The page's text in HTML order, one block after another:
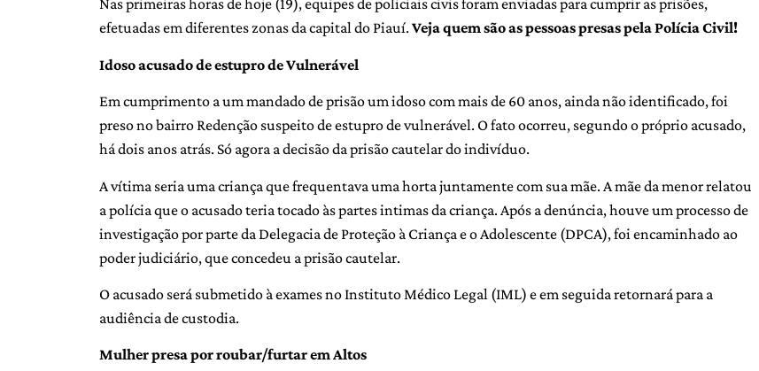
Nas primeiras horas de hoje (19), equipes de policiais civis foram enviadas para cumprir as prisões,
efetuadas em diferentes zonas da capital do Piauí. Veja quem são as pessoas presas pela Polícia Civil!
Idoso acusado de estupro de Vulnerável
Em cumprimento a um mandado de prisão um idoso com mais de 60 anos, ainda não identificado, foi
preso no bairro Redenção suspeito de estupro de vulnerável. O fato ocorreu, segundo o próprio acusado,
há dois anos atrás. Só agora a decisão da prisão cautelar do indivíduo.
A vítima seria uma criança que frequentava uma horta juntamente com sua mãe. A mãe da menor relatou
a polícia que o acusado teria tocado às partes intimas da criança. Após a denúncia, houve um processo de
investigação por parte da Delegacia de Proteção à Criança e o Adolescente (DPCA), foi encaminhado ao
poder judiciário, que concedeu a prisão cautelar.
O acusado será submetido à exames no Instituto Médico Legal (IML) e em seguida retornará para a
audiência de custodia.
Mulher presa por roubar/furtar em Altos